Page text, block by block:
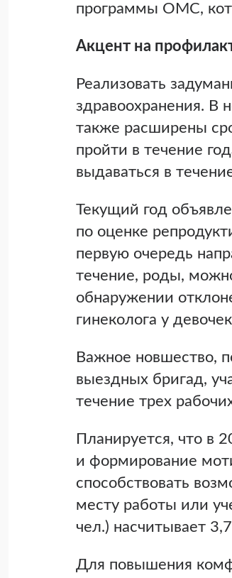
программы ОМС,
Акцент на
Реализовать
здравоохранения. В
также расширены
пройти в течение
выдаваться в
Текущий год
по оценке
первую очередь
течение, роды,
обнаружении
гинеколога у
Важное новшество,
выездных бригад,
течение трех
Планируется, что в
и формирование
способствовать
месту работы или
чел.) насчитывает
Для повышения